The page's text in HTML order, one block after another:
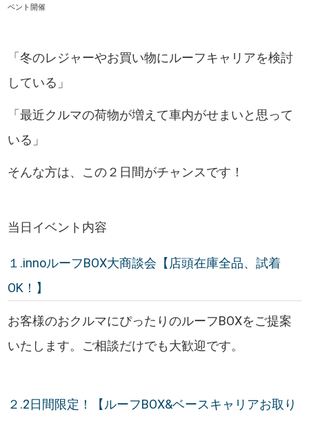
ベント開催
「冬のレジャーやお買い物にルーフキャリアを検討
している」
「最近クルマの荷物が増えて車内がせまいと思って
いる」
そんな方は、この２日間がチャンスです！
当日イベント内容
１.innoルーフBOX大商談会【店頭在庫全品、試着
OK！】
お客様のおクルマにぴったりのルーフBOXをご提案
いたします。ご相談だけでも大歓迎です。
２.2日間限定！【ルーフBOX&ベースキャリアお取り